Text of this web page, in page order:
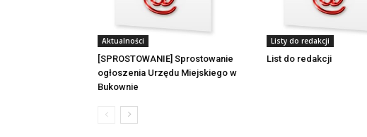
Aktualności
[SPROSTOWANIE] Sprostowanie
ogłoszenia Urzędu Miejskiego w
Bukownie
Listy do redakcji
List do redakcji